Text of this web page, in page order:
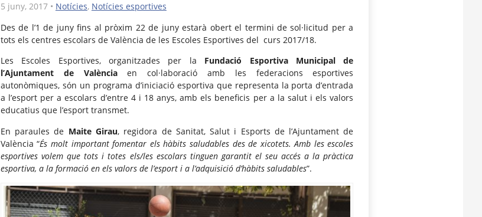
5 juny, 2017• Notícies, Notícies esportives
Des de l’1 de juny fins al pròxim 22 de juny estarà obert el termini de sol·licitud per a
tots els centres escolars de València de les Escoles Esportives del curs 2017/18.
Les Escoles Esportives, organitzades per la Fundació Esportiva Municipal de
l’Ajuntament de Valènciaen col·laboració amb les federacions esportives
autonòmiques, són un programa d’iniciació esportiva que representa la porta d’entrada
a l’esport per a escolars d’entre 4 i 18 anys, amb els beneficis per a la salut i els valors
educatius que l’esport transmet.
En paraules de Maite Girau, regidora de Sanitat, Salut i Esports de l’Ajuntament de
València “És molt important fomentar els hàbits saludables des de xicotets. Amb les escoles
esportives volem que tots i totes els/les escolars tinguen garantit el seu accés a la pràctica
esportiva, a la formació en els valors de l’esport i a l’adquisició d’hàbits saludables”.